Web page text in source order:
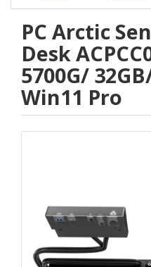
PC Arctic
Desk
5700G/
Win11 Pro